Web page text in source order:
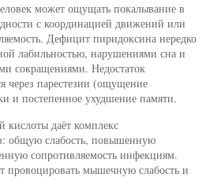
может ощущать покалывание в
с координацией движений или
Дефицит пиридоксина нередко
лабильностью, нарушениями сна и
сокращениями. Недостаток
через парестезии (ощущение
и постепенное ухудшение памяти.
кислоты даёт комплекс
общую слабость, повышенную
сопротивляемость инфекциям.
провоцировать мышечную слабость и